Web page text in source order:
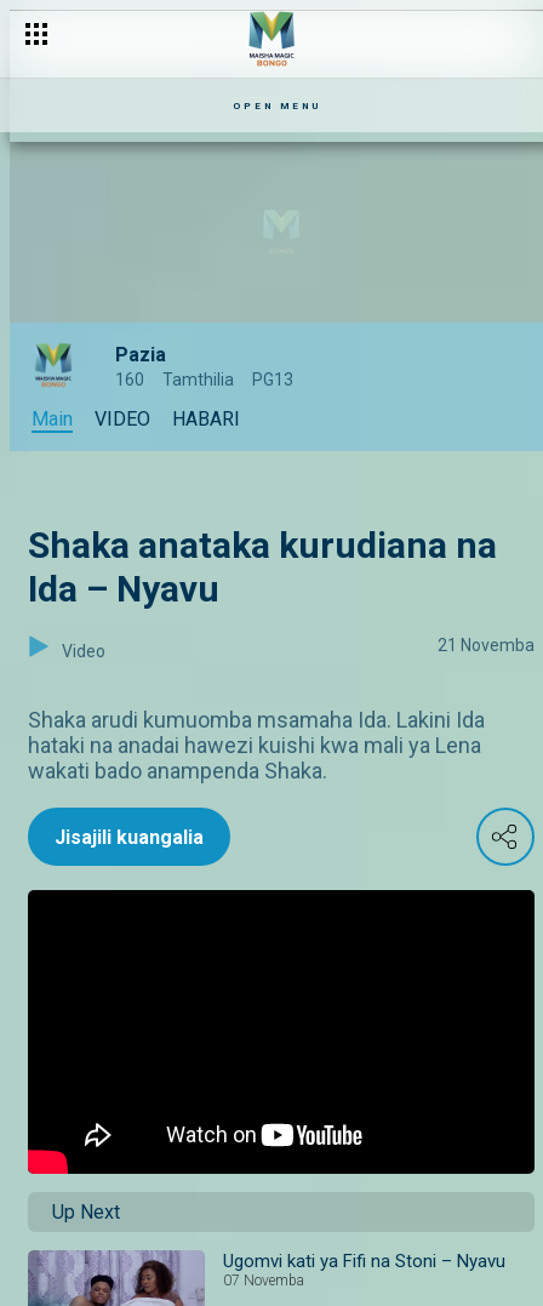
OPEN MENU
Pazia
160 Tamthilia PG13
Main VIDEO HABARI
Shaka anataka kurudiana na
Ida – Nyavu
Video 21 Novemba
Shaka arudi kumuomba msamaha Ida. Lakini Ida
hataki na anadai hawezi kuishi kwa mali ya Lena
wakati bado anampenda Shaka.
Jisajili kuangalia
Up Next
Ugomvi kati ya Fifi na Stoni – Nyavu
07 Novemba
Ni piza au pizzzaaa? – Nyavu